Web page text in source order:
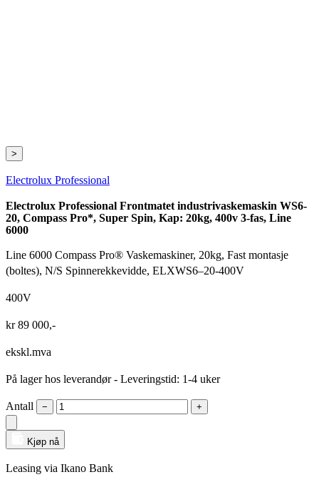
>
Electrolux Professional
Electrolux Professional Frontmatet industrivaskemaskin WS6-
20, Compass Pro*, Super Spin, Kap: 20kg, 400v 3-fas, Line
6000
Line 6000 Compass Pro® Vaskemaskiner, 20kg, Fast montasje
(boltes), N/S Spinnerekkevidde, ELXWS6–20-400V
400V
kr89 000,-
ekskl.mva
På lager hos leverandør- Leveringstid: 1-4 uker
Antall − +
Kjøp nå
Leasing via Ikano Bank